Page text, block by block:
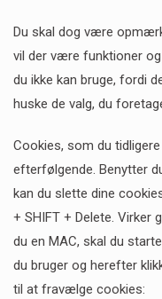
Du skal dog være
vil der være funktioner
du ikke kan bruge, fordi
huske de valg, du
Cookies, som du
efterfølgende. Benytter
kan du slette dine
+ SHIFT + Delete. Virker
du en MAC, skal du
du bruger og herefter
til at fravælge cookies: